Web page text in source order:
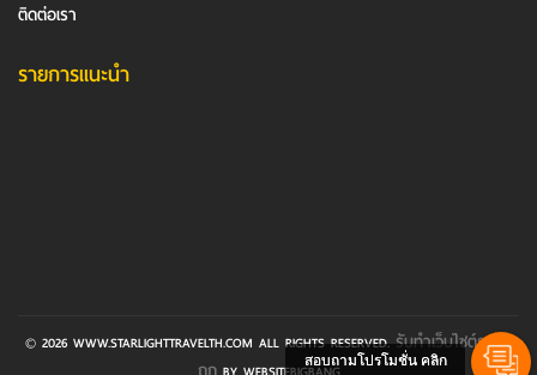
ติดต่อเรา
รายการแนะนำ
© 2026 WWW.STARLIGHTTRAVELTH.COM ALL RIGHTS RESERVED.รับทําเว็บไซต์ราคา
สอบถามโปรโมชั่น คลิก